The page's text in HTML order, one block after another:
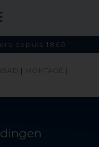
depuis 1860
| MONTAGE
|